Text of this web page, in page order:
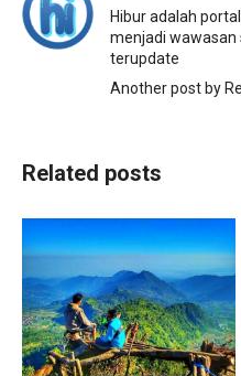
Hibur adalah
menjadi
terupdate
Another post by
Related posts